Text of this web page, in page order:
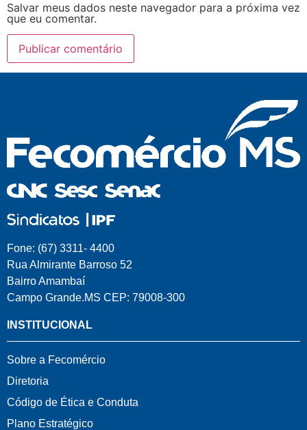
Salvar meus dados neste navegador para a próxima vez
que eu comentar.
Fone: (67) 3311- 4400
Rua Almirante Barroso 52
Bairro Amambaí
Campo Grande.MS CEP: 79008-300
INSTITUCIONAL
Sobre a Fecomércio
Diretoria
Código de Ética e Conduta
Plano Estratégico